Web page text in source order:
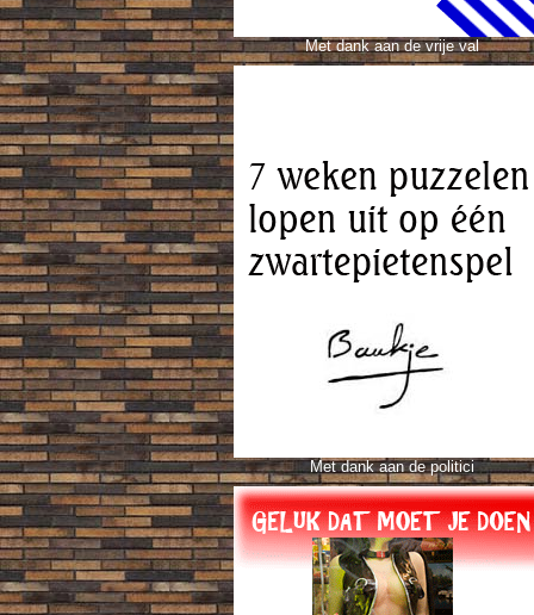
Met dank aan de vrije val
Met dank aan de politici